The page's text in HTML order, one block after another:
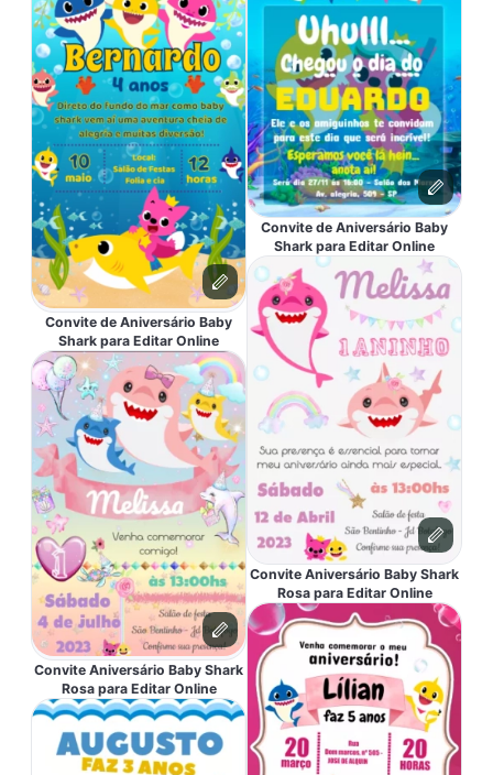
Convite de Aniversário Baby
Shark para Editar Online
Convite Aniversário Baby Shark
Rosa para Editar Online
Convite de Aniversário Baby
Shark para Editar Online
Convite Aniversário Baby Shark
Rosa para Editar Online